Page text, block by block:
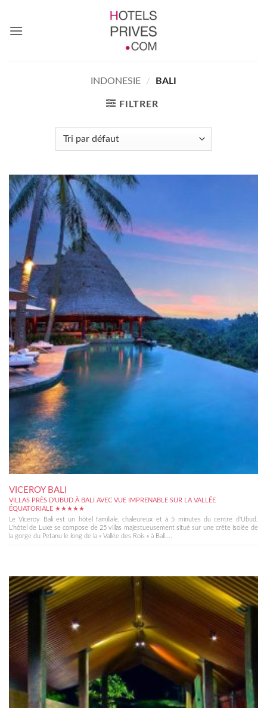
contenu
INDONESIE / BALI
FILTRER
VICEROY BALI
VILLAS PRÈS D'UBUD À BALI AVEC VUE IMPRENABLE SUR LA VALLÉE
ÉQUATORIALE ★★★★★
Le Viceroy Bali est un hôtel familiale, chaleureux et à 5 minutes du centre d'Ubud.
L'hôtel de Luxe se compose de 25 villas majestueusement situé sur une crête isolée de
la gorge du Petanu le long de la « Vallée des Rois » à Bali....